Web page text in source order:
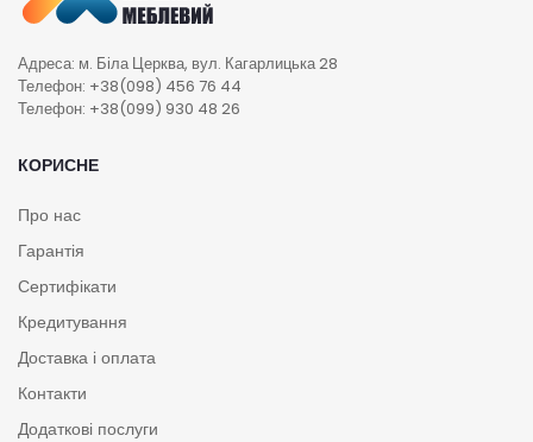
Адреса: м. Біла Церква, вул. Кагарлицька 28
Телефон: +38(098) 456 76 44
Телефон: +38(099) 930 48 26
КОРИСНЕ
Про нас
Гарантія
Сертифікати
Кредитування
Доставка і оплата
Контакти
Додаткові послуги